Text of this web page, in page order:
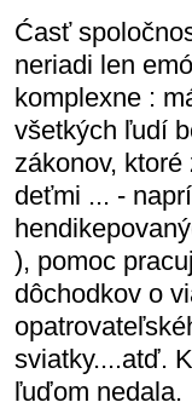
Ćasť
neriadi len
komplexne :
všetkých ľudí
zákonov,
deťmi ... -
), pomoc
dôchodkov o
sviatky....atď.
ľuďom nedala.